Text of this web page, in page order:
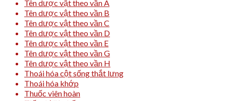
Tên dược vật theo vần A
Tên dược vật theo vần B
Tên dược vật theo vần C
Tên dược vật theo vần D
Tên dược vật theo vần E
Tên dược vật theo vần G
Tên dược vật theo vần H
Thoái hóa cột sống thắt lưng
Thoái hóa khớp
Thuốc viên hoàn